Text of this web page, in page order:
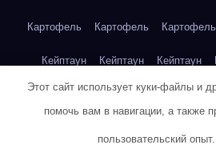
Картофель Картофель Картофель
Кейптаун Кейптаун Кейптаун
Кейптаун Кейптаун Кейптаун
Этот сайт использует куки-файлы и
помочь вам в навигации, а также
пользовательский опыт.